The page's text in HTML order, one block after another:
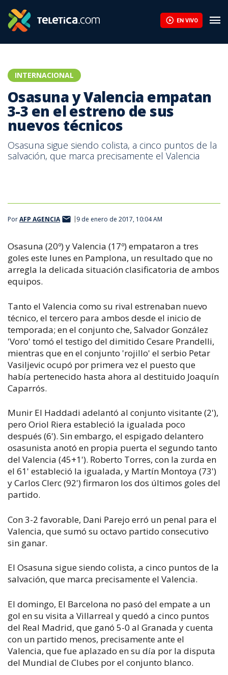
EN VIVO
INTERNACIONAL
Osasuna y Valencia empatan
3-3 en el estreno de sus
nuevos técnicos
Osasuna sigue siendo colista, a cinco puntos de la
salvación, que marca precisamente el Valencia
PorAFP AGENCIA 9 de enero de 2017, 10:04 AM
Osasuna (20º) y Valencia (17º) empataron a tres
goles este lunes en Pamplona, un resultado que no
arregla la delicada situación clasificatoria de ambos
equipos.
Tanto el Valencia como su rival estrenaban nuevo
técnico, el tercero para ambos desde el inicio de
temporada; en el conjunto che, Salvador González
'Voro' tomó el testigo del dimitido Cesare Prandelli,
mientras que en el conjunto 'rojillo' el serbio Petar
Vasiljevic ocupó por primera vez el puesto que
había pertenecido hasta ahora al destituido Joaquín
Caparrós.
Munir El Haddadi adelantó al conjunto visitante (2'),
pero Oriol Riera estableció la igualada poco
después (6'). Sin embargo, el espigado delantero
osasunista anotó en propia puerta el segundo tanto
del Valencia (45+1'). Roberto Torres, con la zurda en
el 61' estableció la igualada, y Martín Montoya (73')
y Carlos Clerc (92') firmaron los dos últimos goles del
partido.
Con 3-2 favorable, Dani Parejo erró un penal para el
Valencia, que sumó su octavo partido consecutivo
sin ganar.
El Osasuna sigue siendo colista, a cinco puntos de la
salvación, que marca precisamente el Valencia.
El domingo, El Barcelona no pasó del empate a un
gol en su visita a Villarreal y quedó a cinco puntos
del Real Madrid, que ganó 5-0 al Granada y cuenta
con un partido menos, precisamente ante el
Valencia, que fue aplazado en su día por la disputa
del Mundial de Clubes por el conjunto blanco.